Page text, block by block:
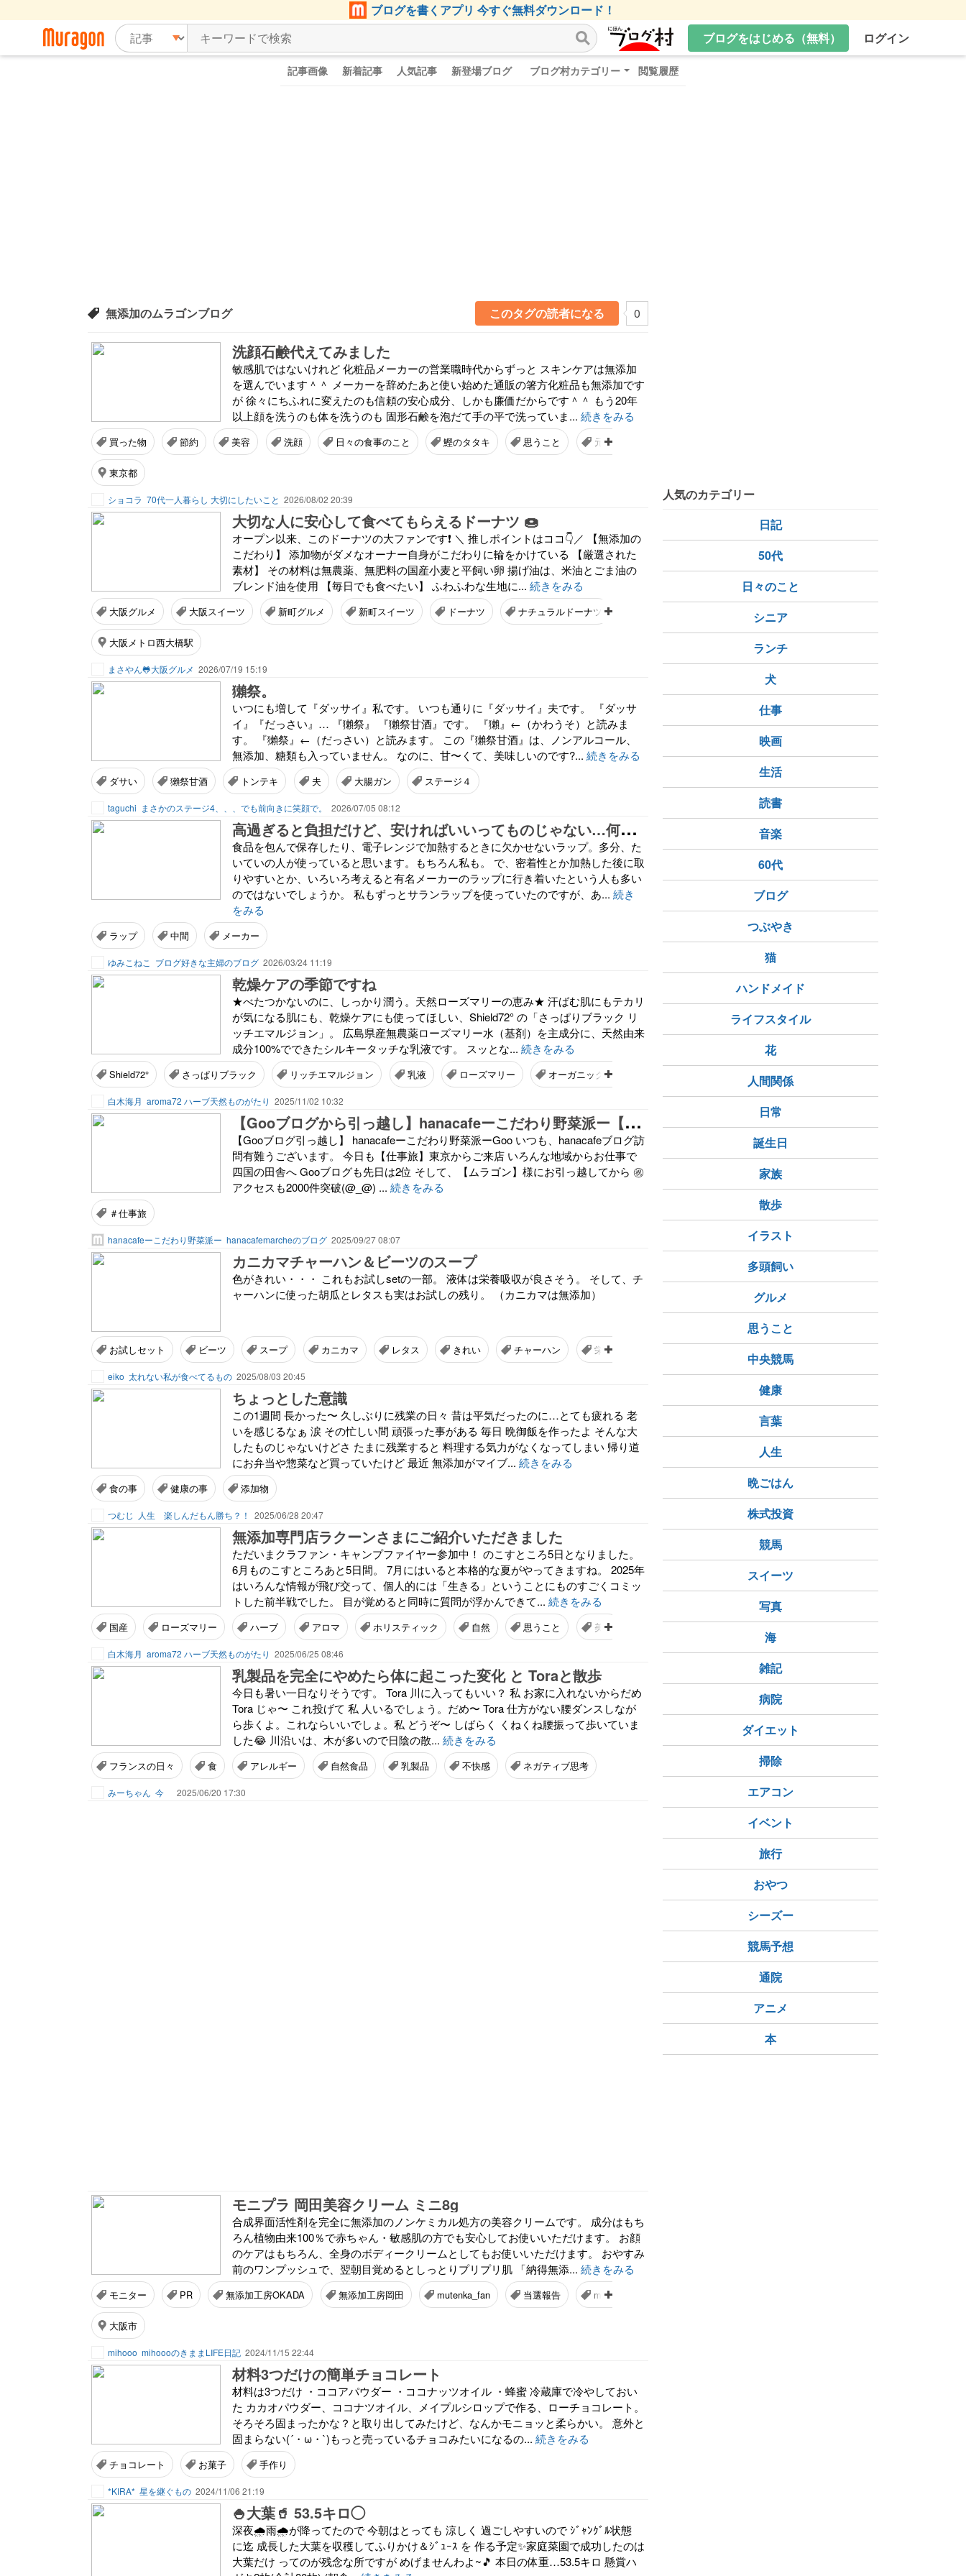
ブログを書くアプリ 今すぐ無料ダウンロード！
ブログをはじめる（無料）
ログイン
記事画像 新着記事 人気記事 新登場ブログ ブログ村カテゴリー 閲覧履歴
無添加のムラゴンブログ このタグの読者になる 0
洗顔石鹸代えてみました
敏感肌ではないけれど 化粧品メーカーの営業職時代からずっと スキンケアは無添加
を選んでいます＾＾ メーカーを辞めたあと使い始めた通販の箸方化粧品も無添加です
が 徐々にちふれに変えたのも信頼の安心成分、しかも廉価だからです＾＾ もう20年
以上顔を洗うのも体を洗うのも 固形石鹸を泡だて手の平で洗っていま... 続きをみる
買った物 節約 美容 洗顔 日々の食事のこと 鰹のタタキ 思うこと 元気が一番
東京都
ショコラ 70代一人暮らし 大切にしたいこと 2026/08/02 20:39
大切な人に安心して食べてもらえるドーナツ 🍩
オープン以来、このドーナツの大ファンです❗️ ＼ 推しポイントはココ👇️／ 【無添加の
こだわり】 添加物がダメなオーナー自身がこだわりに輪をかけている 【厳選された
素材】 その材料は無農薬、無肥料の国産小麦と平飼い卵 揚げ油は、米油とごま油の
ブレンド油を使用 【毎日でも食べたい】 ふわふわな生地に... 続きをみる
大阪グルメ 大阪スイーツ 新町グルメ 新町スイーツ ドーナツ ナチュラルドーナツ
大阪メトロ西大橋駅
まさやん🐸大阪グルメ 2026/07/19 15:19
獺祭。
いつにも増して『ダッサイ』私です。 いつも通りに『ダッサイ』夫です。 『ダッサ
イ』『だっさい』… 『獺祭』 『獺祭甘酒』です。 『獺』←（かわうそ）と読みま
す。 『獺祭』←（だっさい）と読みます。 この『獺祭甘酒』は、ノンアルコール、
無添加、糖類も入っていません。 なのに、甘〜くて、美味しいのです?... 続きをみる
ダサい 獺祭甘酒 トンテキ 夫 大腸ガン ステージ４
taguchi まさかのステージ4、、、でも前向きに笑顔で。 2026/07/05 08:12
高
過ぎると負担だけど、安ければいいってものじゃない…何でもほどほどがいいですね
食品を包んで保存したり、電子レンジで加熱するときに欠かせないラップ。多分、た
いていの人が使っていると思います。もちろん私も。 で、密着性とか加熱した後に取
りやすいとか、いろいろ考えると有名メーカーのラップに行き着いたという人も多い
のではないでしょうか。 私もずっとサランラップを使っていたのですが、あ... 続き
をみる
ラップ 中間 メーカー
ゆみこねこ ブログ好きな主婦のブログ 2026/03/24 11:19
乾燥ケアの季節ですね
★べたつかないのに、しっかり潤う。天然ローズマリーの恵み★ 汗ばむ肌にもテカリ
が気になる肌にも、乾燥ケアにも使ってほしい、Shield72° の「さっぱりブラック リ
ッチエマルジョン」。 広島県産無農薬ローズマリー水（基剤）を主成分に、天然由来
成分100%でできたシルキータッチな乳液です。 スッとな... 続きをみる
Shield72° さっぱりブラック リッチエマルジョン 乳液 ローズマリー オーガニックアロマ 潤い
白木海月 aroma72 ハーブ天然ものがたり 2025/11/02 10:32
【
Gooブログから引っ越し】hanacafeーこだわり野菜派ー【仕事旅】東京からご来店
【Gooブログ引っ越し】 hanacafeーこだわり野菜派ーGoo いつも、hanacafeブログ訪
問有難うございます。 今日も【仕事旅】東京からご来店 いろんな地域からお仕事で
四国の田舎へ Gooブログも先日は2位 そして、【ムラゴン】様にお引っ越してから ㊗️
アクセスも2000件突破(@_@) ... 続きをみる
＃仕事旅
hanacafeーこだわり野菜派ー hanacafemarcheのブログ 2025/09/27 08:07
カニカマチャーハン＆ビーツのスープ
色がきれい・・・ これもお試しsetの一部。 液体は栄養吸収が良さそう。 そして、チ
ャーハンに使った胡瓜とレタスも実はお試しの残り。 （カニカマは無添加）
お試しセット ビーツ スープ カニカマ レタス きれい チャーハン 栄養吸収
eiko 太れない私が食べてるもの 2025/08/03 20:45
ちょっとした意識
この1週間 長かった〜 久しぶりに残業の日々 昔は平気だったのに…とても疲れる 老
いを感じるなぁ 涙 その忙しい間 頑張った事がある 毎日 晩御飯を作ったよ そんな大
したものじゃないけどさ たまに残業すると 料理する気力がなくなってしまい 帰り道
にお弁当や惣菜など買っていたけど 最近 無添加がマイブ... 続きをみる
食の事 健康の事 添加物
つむじ 人生 楽しんだもん勝ち？！ 2025/06/28 20:47
無添加専門店ラクーンさまにご紹介いただきました
ただいまクラファン・キャンプファイヤー参加中！ のこすところ5日となりました。
6月ものこすところあと5日間。 7月にはいると本格的な夏がやってきますね。 2025年
はいろんな情報が飛び交って、個人的には「生きる」ということにものすごくコミッ
トした前半戦でした。 目が覚めると同時に質問が浮かんできて... 続きをみる
国産 ローズマリー ハーブ アロマ ホリスティック 自然 思うこと 美容 クラウドファンディング
白木海月 aroma72 ハーブ天然ものがたり 2025/06/25 08:46
乳製品を完全にやめたら体に起こった変化 と Toraと散歩
今日も暑い一日なりそうです。 Tora 川に入ってもいい？ 私 お家に入れないからだめ
Tora じゃ〜 これ投げて 私 人いるでしょう。だめ〜 Tora 仕方がない腰ダンスしなが
ら歩くよ。これならいいでしょ。私 どうぞ〜 しばらく くねくね腰振って歩いていま
した😂 川沿いは、木が多いので日陰の散... 続きをみる
フランスの日々 食 アレルギー 自然食品 乳製品 不快感 ネガティブ思考
みーちゃん 今 2025/06/20 17:30
モニプラ 岡田美容クリーム ミニ8g
合成界面活性剤を完全に無添加のノンケミカル処方の美容クリームです。 成分はもち
ろん植物由来100％で赤ちゃん・敏感肌の方でも安心してお使いいただけます。 お顔
のケアはもちろん、全身のボディークリームとしてもお使いいただけます。 おやすみ
前のワンプッシュで、翌朝目覚めるとしっとりプリプリ肌 「納得無添... 続きをみる
モニター PR 無添加工房OKADA 無添加工房岡田 mutenka_fan 当選報告 monipla
大阪市
mihooo mihoooのきままLIFE日記 2024/11/15 22:44
材料3つだけの簡単チョコレート
材料は3つだけ ・ココアパウダー ・ココナッツオイル ・蜂蜜 冷蔵庫で冷やしておい
た カカオパウダー、ココナツオイル、メイプルシロップで作る、ローチョコレート。
そろそろ固まったかな？と取り出してみたけど、なんかモニョッと柔らかい。 意外と
固まらない(´・ω・`)もっと売っているチョコみたいになるの... 続きをみる
チョコレート お菓子 手作り
*KIRA* 星を継ぐもの 2024/11/06 21:19
🍚大葉🥤 53.5キロ◯
深夜🌧️雨🌧️が降ってたので 今朝はとっても 涼しく 過ごしやすいので ｼﾞｬﾝｸﾞﾙ状態
に迄 成長した大葉を収穫してふりかけ＆ｼﾞｭｰｽ を 作る予定✨家庭菜園で成功したのは
大葉だけ ってのが残念な所ですが めげませんわよ~🎵 本日の体重…53.5キロ 懸賞ハ
人気のカテゴリー
日記
50代
日々のこと
シニア
ランチ
犬
仕事
映画
生活
読書
音楽
60代
ブログ
つぶやき
猫
ハンドメイド
ライフスタイル
花
人間関係
日常
誕生日
家族
散歩
イラスト
多頭飼い
グルメ
思うこと
中央競馬
健康
言葉
人生
晩ごはん
株式投資
競馬
スイーツ
写真
海
雑記
病院
ダイエット
掃除
エアコン
イベント
旅行
おやつ
シーズー
競馬予想
通院
アニメ
本